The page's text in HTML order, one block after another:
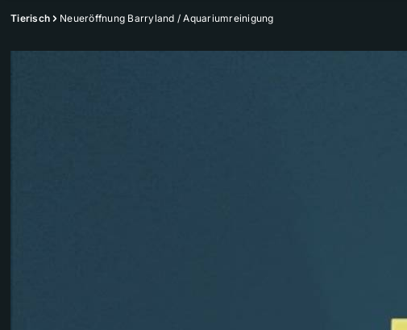
Tierisch Neueröffnung Barryland / Aquariumreinigung